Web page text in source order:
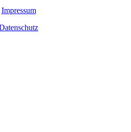
Impressum